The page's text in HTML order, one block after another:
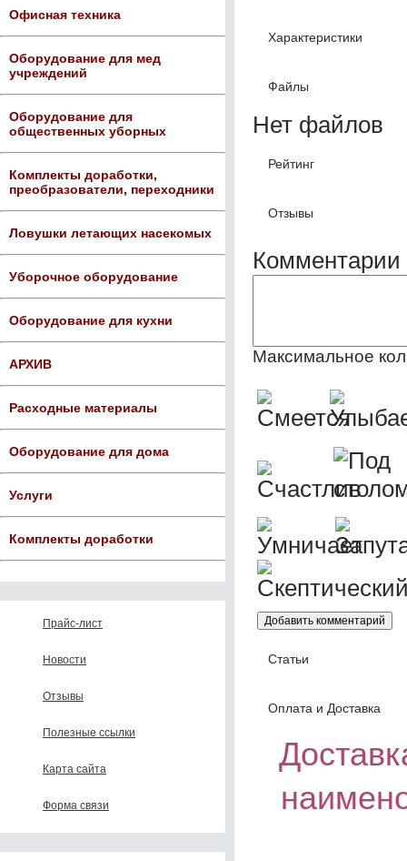
Офисная техника
Оборудование для мед
учреждений
Оборудование для
общественных уборных
Комплекты доработки,
преобразователи, переходники
Ловушки летающих насекомых
Уборочное оборудование
Оборудование для кухни
АРХИВ
Расходные материалы
Оборудование для дома
Услуги
Комплекты доработки
Прайс-лист
Новости
Отзывы
Полезные ссылки
Карта сайта
Форма связи
Характеристики
Файлы
Нет файлов
Рейтинг
Отзывы
Комментарии
Максимальное
Статьи
Оплата и Доставка